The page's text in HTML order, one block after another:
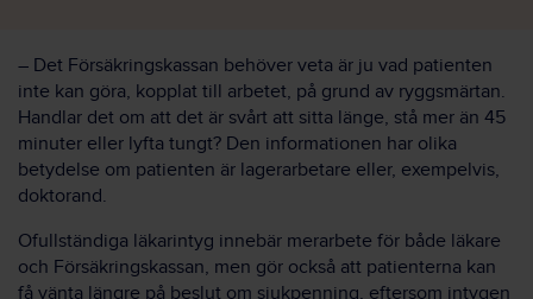
– Det Försäkringskassan behöver veta är ju vad patienten
inte kan göra, kopplat till arbetet, på grund av ryggsmärtan.
Handlar det om att det är svårt att sitta länge, stå mer än 45
minuter eller lyfta tungt? Den informationen har olika
betydelse om patienten är lagerarbetare eller, exempelvis,
doktorand.
Ofullständiga läkarintyg innebär merarbete för både läkare
och Försäkringskassan, men gör också att patienterna kan
få vänta längre på beslut om sjukpenning, eftersom intygen